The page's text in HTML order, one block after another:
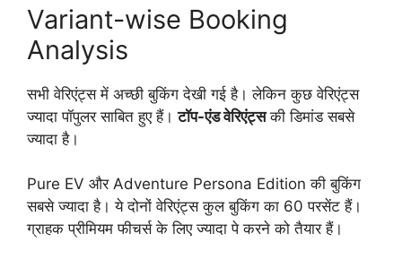
Variant-wise Booking
Analysis
सभी वेरिएंट्स में अच्छी बुकिंग देखी गई है। लेकिन कुछ वेरिएंट्स
ज्यादा पॉपुलर साबित हुए हैं।टॉप-एंड वेरिएंट्सकी डिमांड सबसे
ज्यादा है।
Pure EV और Adventure Persona Edition की बुकिंग
सबसे ज्यादा है। ये दोनों वेरिएंट्स कुल बुकिंग का 60 परसेंट हैं।
ग्राहक प्रीमियम फीचर्स के लिए ज्यादा पे करने को तैयार हैं।